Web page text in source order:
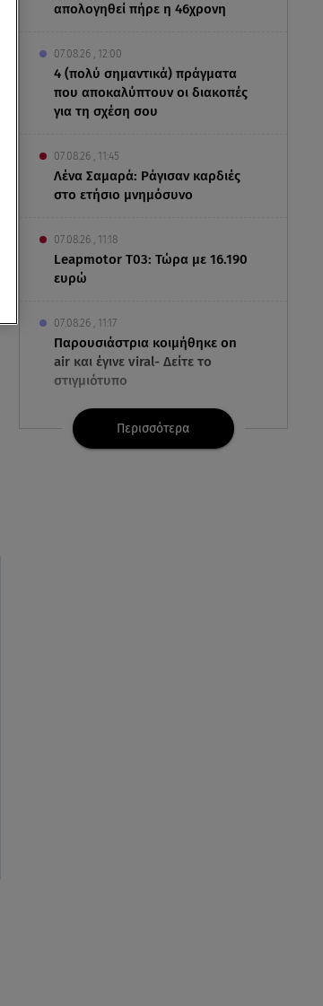
απολογηθεί πήρε η 46χρονη
07.08.26 , 12:00
4 (πολύ σημαντικά) πράγματα
που αποκαλύπτουν οι διακοπές
για τη σχέση σου
07.08.26 , 11:45
Λένα Σαμαρά: Ράγισαν καρδιές
στο ετήσιο μνημόσυνο
07.08.26 , 11:18
Leapmotor T03: Τώρα με 16.190
ευρώ
07.08.26 , 11:17
Παρουσιάστρια κοιμήθηκε on
air και έγινε viral- Δείτε το
στιγμιότυπο
07.08.26 , 11:13
Stars System: Γιορτάζει 20
Περισσότερα